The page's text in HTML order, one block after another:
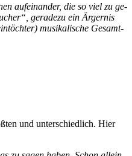
auf­ein­an­der, die so viel zu ge­
ge­ra­de­zu ein Är­ger­nis
mu­si­ka­li­sche Ge­samt­
und un­ter­schied­lich. Hier